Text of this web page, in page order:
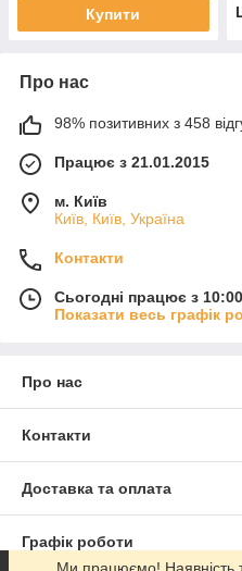
Купити
Про нас
98% позитивних з 458
Працює з 21.01.2015
м. Київ
Київ, Київ, Україна
Контакти
Сьогодні працює з
Показати весь графік
Про нас
Контакти
Доставка та оплата
Графік роботи